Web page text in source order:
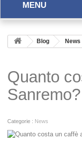
MENU
Blog News
Quanto
Sanremo?
Categorie : News